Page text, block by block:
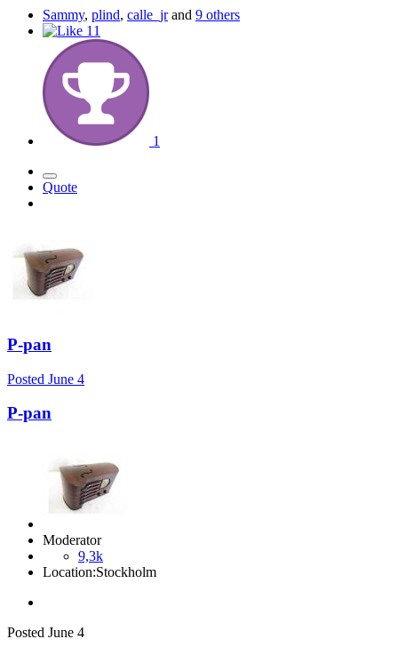
Sammy, plind, calle_jrand 9 others
11
1
Quote
P-pan
Posted June 4
P-pan
Moderator
9,3k
Location:Stockholm
Posted June 4